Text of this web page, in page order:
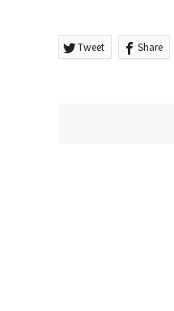
Tweet Share